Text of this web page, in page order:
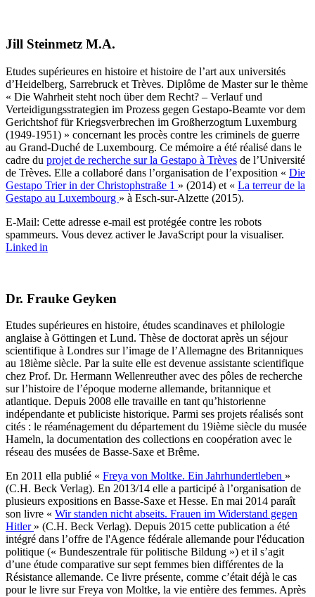
Jill Steinmetz M.A.
Etudes supérieures en histoire et histoire de l’art aux universités
d’Heidelberg, Sarrebruck et Trèves. Diplôme de Master sur le thème
« Die Wahrheit steht noch über dem Recht? – Verlauf und
Verteidigungsstrategien im Prozess gegen Gestapo-Beamte vor dem
Gerichtshof für Kriegsverbrechen im Großherzogtum Luxemburg
(1949-1951) » concernant les procès contre les criminels de guerre
au Grand-Duché de Luxembourg. Ce mémoire a été réalisé dans le
cadre du projet de recherche sur la Gestapo à Trèves de l’Université
de Trèves. Elle a collaboré dans l’organisation de l’exposition « Die
Gestapo Trier in der Christoph­straße 1 » (2014) et « La terreur de la
Gestapo au Luxembourg » à Esch-sur-Alzette (2015).
E-Mail: Cette adresse e-mail est protégée contre les robots
spammeurs. Vous devez activer le JavaScript pour la visualiser.
Linked in
Dr. Frauke Geyken
Etudes supérieures en histoire, études scandinaves et philologie
anglaise à Göttingen et Lund. Thèse de doctorat après un séjour
scientifique à Londres sur l’image de l’Allemagne des Britanniques
au 18ième siècle. Par la suite elle est devenue assistante scientifique
chez Prof. Dr. Hermann Wellenreuther avec des pôles de recherche
sur l’histoire de l’époque moderne allemande, britannique et
atlantique. Depuis 2008 elle travaille en tant qu’historienne
indépendante et publiciste historique. Parmi ses projets réalisés sont
cités : le réaménagement du département du 19ième siècle du musée
Hameln, la documentation des collections en coopération avec le
réseau des musées de Basse-Saxe et Brême.
En 2011 ella publié « Freya von Moltke. Ein Jahrhundertleben »
(C.H. Beck Verlag). En 2013/14 elle a participé à l’organisation de
plusieurs expositions en Basse-Saxe et Hesse. En mai 2014 paraît
son livre « Wir standen nicht abseits. Frauen im Widerstand gegen
Hitler » (C.H. Beck Verlag). Depuis 2015 cette publication a été
intégré dans l’offre de l'Agence fédérale allemande pour l'éducation
politique (« Bundeszentrale für politische Bildung ») et il s’agit
d’une étude comparative sur sept femmes bien différentes de la
Résistance allemande. Ce livre présente, comme c’était déjà le cas
pour le livre sur Freya von Moltke, la vie entière des femmes. Après